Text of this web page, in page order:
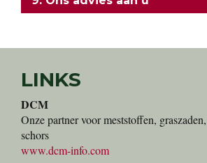
LINKS
DCM
Onze partner voor meststoffen,
schors
www.dcm-info.com